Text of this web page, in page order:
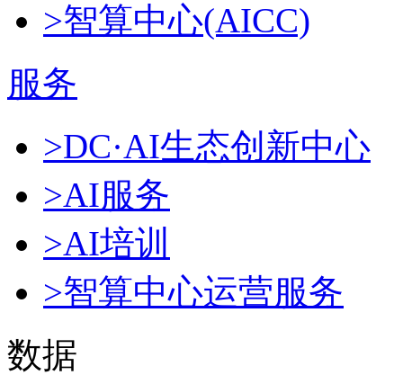
>智算中心(AICC)
服务
>DC·AI生态创新中心
>AI服务
>AI培训
>智算中心运营服务
数据